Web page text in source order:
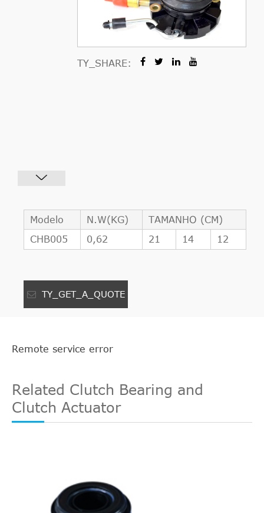
TY_SHARE:
Modelo N.W(KG)
TAMANHO (CM)
CHB005
0,62 21 14 12
TY_GET_A_QUOTE
Remote service error
Related Clutch Bearing and
Clutch Actuator